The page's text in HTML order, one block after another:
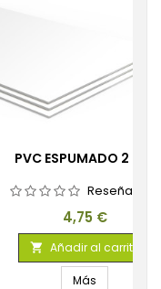
PVC ESPUMADO 2 MM
Reseña(s):
Precio
4,75 €
 Añadir al carrito
Más